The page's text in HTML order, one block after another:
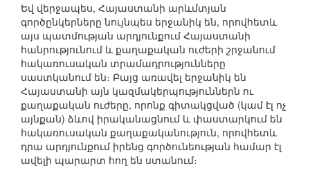
Եվ վերջապես, Հայաստանի արևմտյան
գործընկերները նույնպես երջանիկ են, որովհետև
այս պատմության արդյունքում Հայաստանի
հանրությունում և քաղաքական ուժերի շրջանում
հակառուսական տրամադրությունները
սաստկանում են։ Բայց առավել երջանիկ են
Հայաստանի այն կազմակերպություններն ու
քաղաքական ուժերը, որոնք գիտակցված (կամ էլ ոչ
այնքան) ձևով իրականացնում և փաստարկում են
հակառուսական քաղաքականություն, որովհետև
դրա արդյունքում իրենց գործունեության համար էլ
ավելի պարարտ հող են ստանում։